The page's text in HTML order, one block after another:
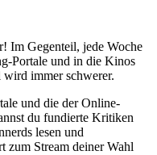
Im Gegenteil, jede Woche
Portale und in die Kinos
immer schwerer.
und die der Online-
du fundierte Kritiken
lesen und
zum Stream deiner Wahl